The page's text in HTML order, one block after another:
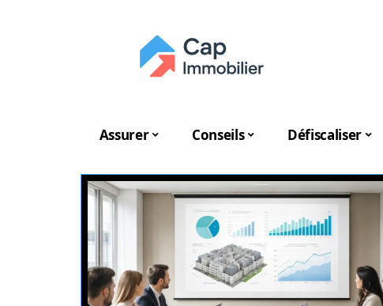
Assurer Conseils Défiscaliser